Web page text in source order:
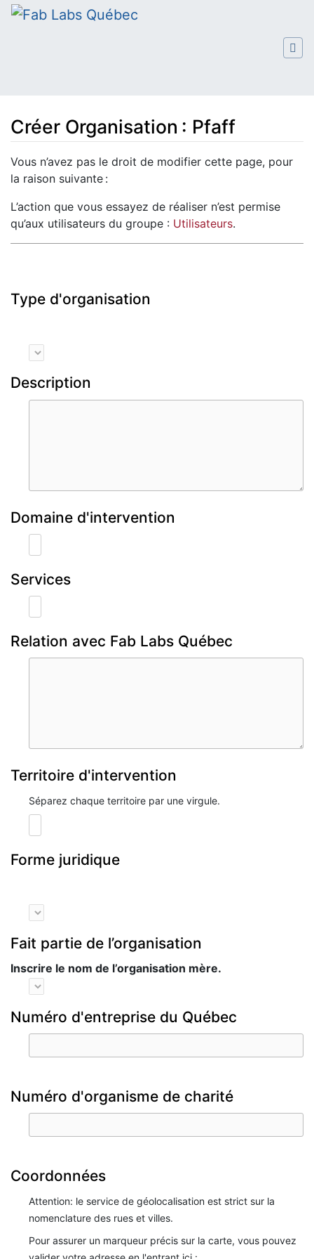
Créer Organisation : Pfaff
Aller à :navigation, rechercher
Vous n’avez pas le droit de modifier cette page, pour
la raison suivante :
L’action que vous essayez de réaliser n’est permise
qu’aux utilisateurs du groupe : Utilisateurs.
Type d'organisation
Description
Domaine d'intervention
Services
Relation avec Fab Labs Québec
Territoire d'intervention
Séparez chaque territoire par une virgule.
Forme juridique
Fait partie de l’organisation
Inscrire le nom de l’organisation mère.
Numéro d'entreprise du Québec
Numéro d'organisme de charité
Coordonnées
Attention: le service de géolocalisation est strict sur la
nomenclature des rues et villes.
Pour assurer un marqueur précis sur la carte, vous pouvez